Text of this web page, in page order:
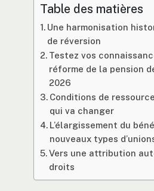
Table des matières
Une harmonisation
de réversion
Testez vos
réforme de la pension
2026
Conditions de
qui va changer
L’élargissement du
nouveaux types
Vers une attribution
droits